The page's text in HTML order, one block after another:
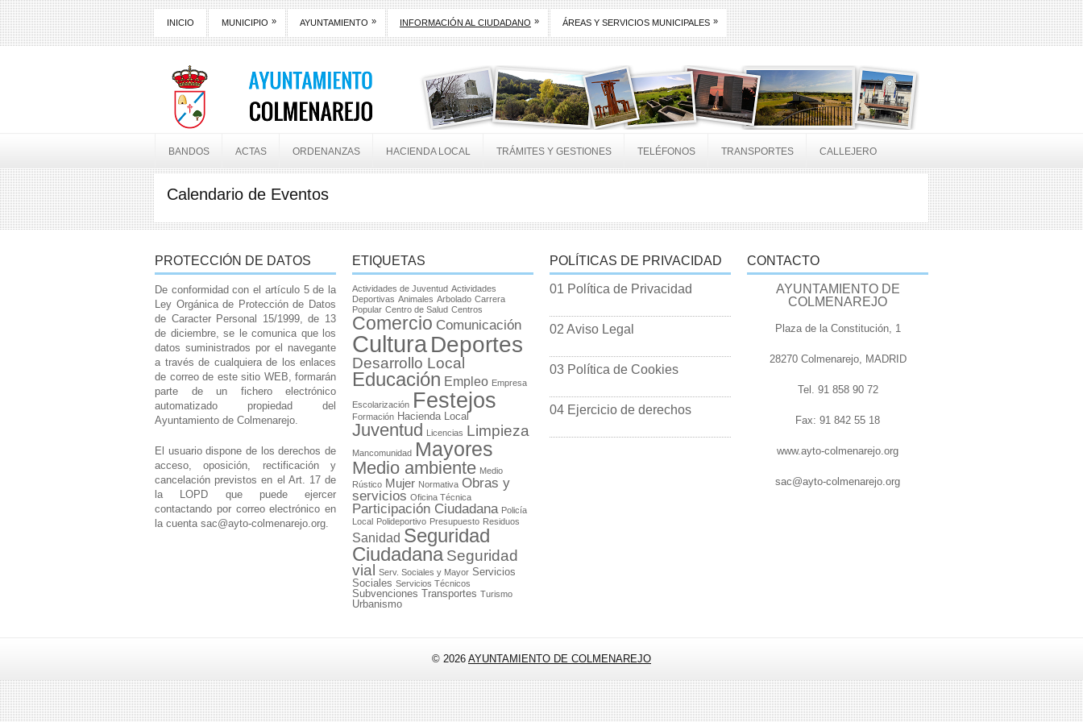
INICIO MUNICIPIO » AYUNTAMIENTO » INFORMACIÓN AL CIUDADANO » ÁREAS Y SERVICIOS MUNICIPALES »
BANDOS ACTAS ORDENANZAS HACIENDA LOCAL TRÁMITES Y GESTIONES TELÉFONOS TRANSPORTES CALLEJERO
Calendario de Eventos
PROTECCIÓN DE DATOS
De conformidad con el artículo 5 de la
Ley Orgánica de Protección de Datos
de Caracter Personal 15/1999, de 13
de diciembre, se le comunica que los
datos suministrados por el navegante
a través de cualquiera de los enlaces
de correo de este sitio WEB, formarán
parte de un fichero electrónico
automatizado propiedad del
Ayuntamiento de Colmenarejo.
El usuario dispone de los derechos de
acceso, oposición, rectificación y
cancelación previstos en el Art. 17 de
la LOPD que puede ejercer
contactando por correo electrónico en
la cuenta sac@ayto-colmenarejo.org.
ETIQUETAS
Actividades de Juventud Actividades
Deportivas Animales Arbolado Carrera
Popular Centro de Salud Centros
Comercio Comunicación
CulturaDeportes
Desarrollo Local
Educación Empleo Empresa
Escolarización Festejos
Formación Hacienda Local
Juventud Licencias Limpieza
Mancomunidad Mayores
Medio ambiente Medio
Rústico Mujer Normativa Obras y
servicios Oficina Técnica
Participación Ciudadana Policía
Local Polideportivo Presupuesto Residuos
Sanidad Seguridad
Ciudadana Seguridad
vial
Serv. Sociales y Mayor Servicios
Sociales Servicios Técnicos
Subvenciones Transportes Turismo
Urbanismo
POLÍTICAS DE PRIVACIDAD
01 Política de Privacidad
02 Aviso Legal
03 Política de Cookies
04 Ejercicio de derechos
CONTACTO
AYUNTAMIENTO DE
COLMENAREJO
Plaza de la Constitución, 1
28270 Colmenarejo, MADRID
Tel. 91 858 90 72
Fax: 91 842 55 18
www.ayto-colmenarejo.org
sac@ayto-colmenarejo.org
© 2026 AYUNTAMIENTO DE COLMENAREJO